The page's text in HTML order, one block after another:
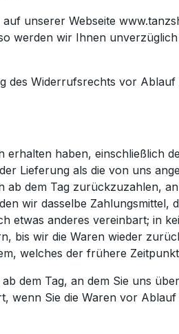
unserer Webseite
werden wir Ihnen
des Widerrufsrechts vor
haben, einschließlich
Lieferung als die von uns
dem Tag zurückzuzahlen,
wir dasselbe Zahlungsmittel,
etwas anderes vereinbart; in
bis wir die Waren wieder
welches der frühere
dem Tag, an dem Sie uns
wenn Sie die Waren vor